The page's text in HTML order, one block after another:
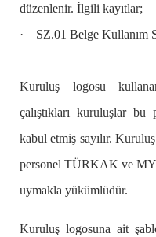
düzenlenir. İlgili kayıtlar;
·
SZ.01 Belge Kullanım
Kuruluş logosu
çalıştıkları kuruluşlar
kabul etmiş sayılır.
personel TÜRKAK ve
uymakla yükümlüdür.
Kuruluş logosuna ait